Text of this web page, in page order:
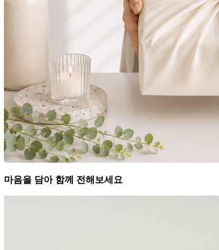
마음을 담아 함께 전해보세요